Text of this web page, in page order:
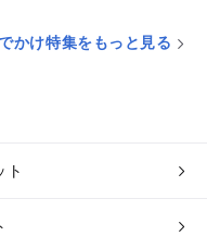
かけ特集をもっと見る
ト